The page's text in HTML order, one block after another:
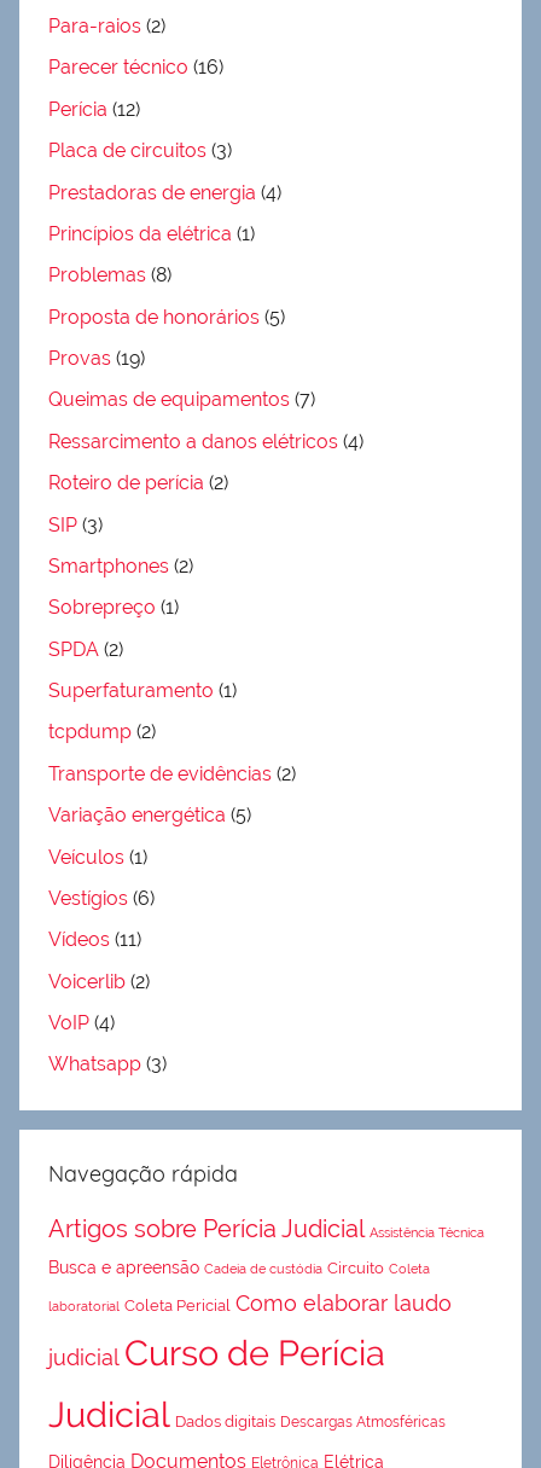
Para-raios (2)
Parecer técnico (16)
Perícia (12)
Placa de circuitos (3)
Prestadoras de energia (4)
Princípios da elétrica (1)
Problemas (8)
Proposta de honorários (5)
Provas (19)
Queimas de equipamentos (7)
Ressarcimento a danos elétricos (4)
Roteiro de perícia (2)
SIP (3)
Smartphones (2)
Sobrepreço (1)
SPDA (2)
Superfaturamento (1)
tcpdump (2)
Transporte de evidências (2)
Variação energética (5)
Veículos (1)
Vestígios (6)
Vídeos (11)
Voicerlib (2)
VoIP (4)
Whatsapp (3)
Navegação rápida
Artigos sobre Perícia Judicial Assistência Técnica
Busca e apreensão Cadeia de custódia Circuito Coleta
laboratorial Coleta Pericial Como elaborar laudo
judicial Curso de Perícia
Judicial Dados digitais Descargas Atmosféricas
Diligência Documentos Eletrônica Elétrica